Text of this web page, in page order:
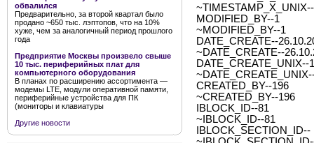
обвалился
Предварительно, за второй квартал было
продано ~650 тыс. лэптопов, что на 10%
хуже, чем за аналогичный период прошлого
года
Предприятие Москвы произвело свыше
10 тыс. периферийных плат для
компьютерного оборудования
В планах по расширению ассортимента —
модемы LTE, модули оперативной памяти,
периферийные устройства для ПК
(мониторы и клавиатуры
Другие новости
MODIFIED_BY--1
~MODIFIED_BY--1
DATE_CREATE--
~DATE_CREATE--
DATE_CREATE_UNIX--
CREATED_BY--196
~CREATED_BY--196
IBLOCK_ID--81
~IBLOCK_ID--81
IBLOCK_SECTION_ID--